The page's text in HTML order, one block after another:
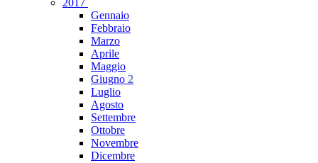
2017
Gennaio
Febbraio
Marzo
Aprile
Maggio
Giugno 2
Luglio
Agosto
Settembre
Ottobre
Novembre
Dicembre